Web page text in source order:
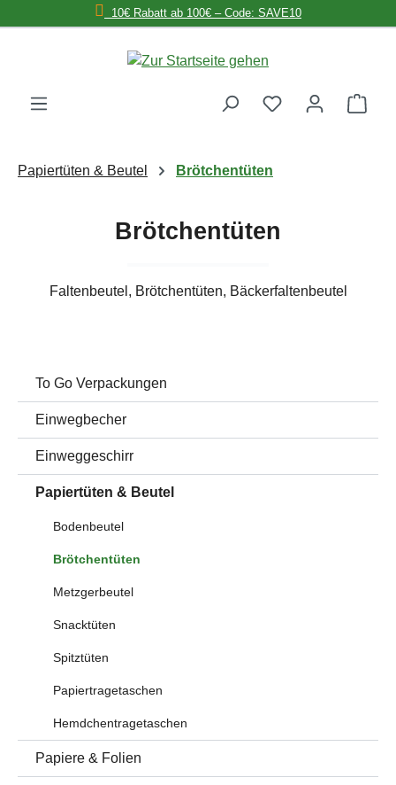
Zum Hauptinhalt springen10€ Rabatt ab 100€ – Code: SAVE10
Papiertüten & Beutel Brötchentüten
Brötchentüten
Faltenbeutel, Brötchentüten, Bäckerfaltenbeutel
To Go Verpackungen
Einwegbecher
Einweggeschirr
Papiertüten & Beutel
Bodenbeutel
Brötchentüten
Metzgerbeutel
Snacktüten
Spitztüten
Papiertragetaschen
Hemdchentragetaschen
Papiere & Folien